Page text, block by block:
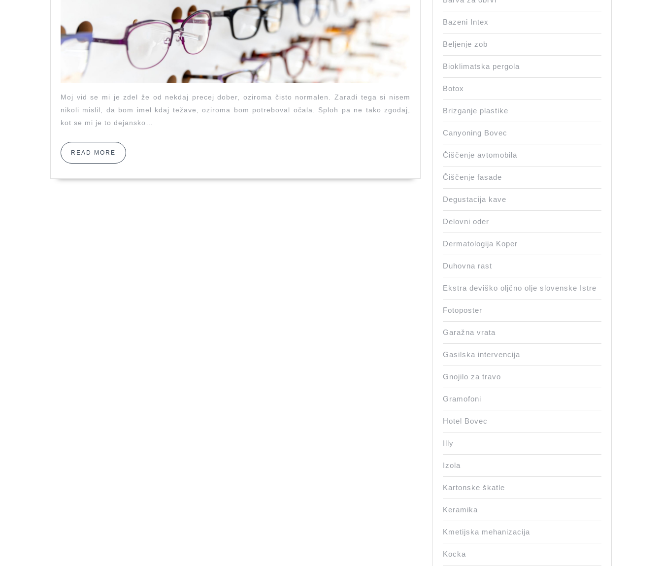
Moj vid se mi je zdel že od nekdaj precej dober, oziroma čisto normalen. Zaradi tega si nisem
nikoli mislil, da bom imel kdaj težave, oziroma bom potreboval očala. Sploh pa ne tako zgodaj,
kot se mi je to dejansko…
READ MORE READ
MORE
Bazeni Intex
Beljenje zob
Bioklimatska pergola
Botox
Brizganje plastike
Canyoning Bovec
Čiščenje avtomobila
Čiščenje fasade
Degustacija kave
Delovni oder
Dermatologija Koper
Duhovna rast
Ekstra deviško oljčno olje slovenske Istre
Fotoposter
Garažna vrata
Gasilska intervencija
Gnojilo za travo
Gramofoni
Hotel Bovec
Illy
Izola
Kartonske škatle
Keramika
Kmetijska mehanizacija
Kocka